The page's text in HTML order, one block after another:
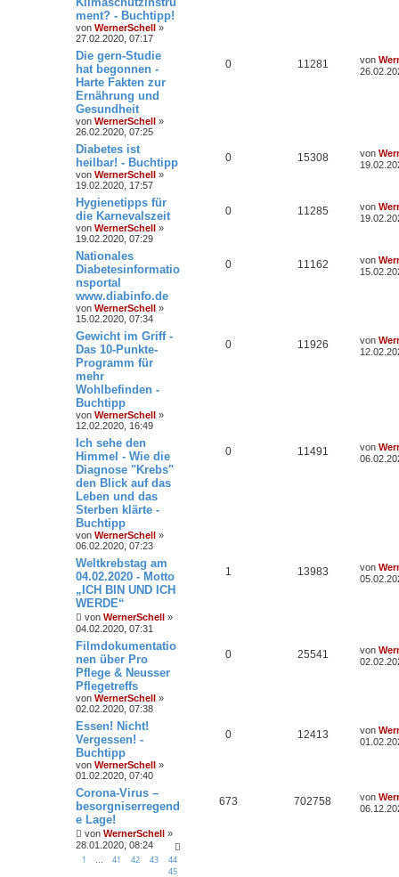
ment? - Buchtipp!
von WernerSchell »
27.02.2020, 07:17
Die gern-Studie
hat begonnen -
Harte Fakten zur
Ernährung und
Gesundheit
von WernerSchell »
26.02.2020, 07:25
0 11281 von
Diabetes ist
heilbar! - Buchtipp
von WernerSchell »
19.02.2020, 17:57
0 15308 von
Hygienetipps für
die Karnevalszeit
von WernerSchell »
19.02.2020, 07:29
0 11285 von
Nationales
Diabetesinformatio
nsportal
www.diabinfo.de
von WernerSchell »
15.02.2020, 07:34
0 11162 von
Gewicht im Griff -
Das 10-Punkte-
Programm für
mehr
Wohlbefinden -
Buchtipp
von WernerSchell »
12.02.2020, 16:49
0 11926 von
Ich sehe den
Himmel - Wie die
Diagnose "Krebs"
den Blick auf das
Leben und das
Sterben klärte -
Buchtipp
von WernerSchell »
06.02.2020, 07:23
0 11491 von
Weltkrebstag am
04.02.2020 - Motto
„ICH BIN UND ICH
WERDE“
von WernerSchell »
04.02.2020, 07:31
1 13983 von
Filmdokumentatio
nen über Pro
Pflege & Neusser
Pflegetreffs
von WernerSchell »
02.02.2020, 07:38
0 25541 von
Essen! Nicht!
Vergessen! -
Buchtipp
von WernerSchell »
01.02.2020, 07:40
0 12413 von
Corona-Virus –
besorgniserregend
e Lage!
von WernerSchell »
28.01.2020, 08:24
1 … 41 42 43
44
45
673 702758 von